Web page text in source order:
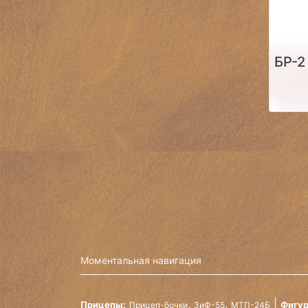
БР-2
Моментальная навигация
Прицепы: Прицеп-бочки, ЗиФ-55, МТП-24Б